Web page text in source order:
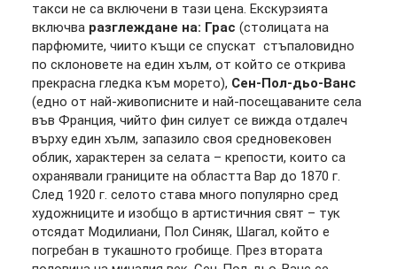
такси не са включени в тази цена. Екскурзията
включва разглеждане на: Грас (столицата на
парфюмите, чиито къщи се спускат стъпаловидно
по склоновете на един хълм, от който се открива
прекрасна гледка към морето), Сен-Пол-дьо-Ванс
(едно от най-живописните и най-посещаваните села
във Франция, чийто фин силует се вижда отдалеч
върху един хълм, запазило своя средновековен
облик, характерен за селата – крепости, които са
охранявали границите на областта Вар до 1870 г.
След 1920 г. селото става много популярно сред
художниците и изобщо в артистичния свят – тук
отсядат Модилиани, Пол Синяк, Шагал, който е
погребан в тукашното гробище. През втората